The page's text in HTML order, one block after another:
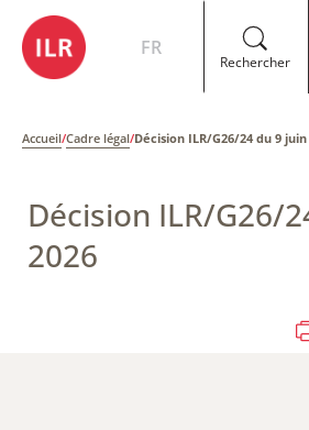
FR
Rechercher
Accueil/Cadre légal/Décision ILR/G26/24 du 9 juin
Décision ILR/G26/
2026